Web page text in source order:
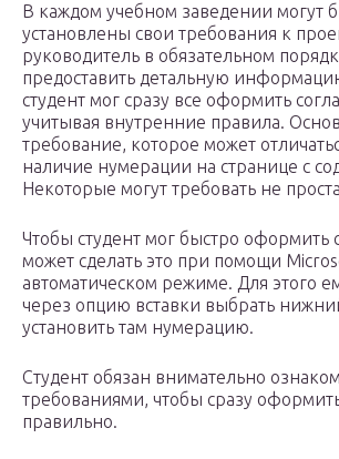
В каждом учебном заведении могут
установлены свои требования к
руководитель в обязательном
предоставить детальную
студент мог сразу все оформить
учитывая внутренние правила.
требование, которое может
наличие нумерации на странице с
Некоторые могут требовать не
Чтобы студент мог быстро оформить
может сделать это при помощи
автоматическом режиме. Для этого
через опцию вставки выбрать
установить там нумерацию.
Студент обязан внимательно
требованиями, чтобы сразу
правильно.